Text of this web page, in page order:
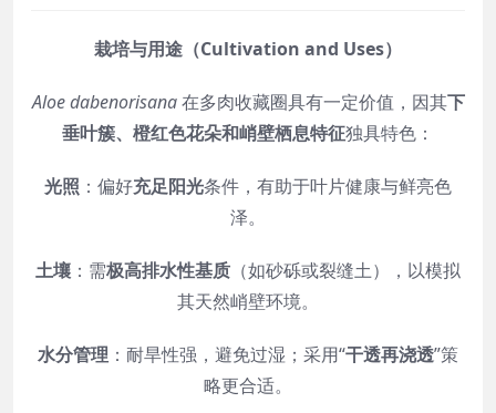
栽培与用途（Cultivation and Uses）
Aloe dabenorisana在多肉收藏圈具有一定价值，因其下
垂叶簇、橙红色花朵和峭壁栖息特征独具特色：
光照 ：偏好充足阳光条件，有助于叶片健康与鲜亮色
泽。
土壤 ：需极高排水性基质 （如砂砾或裂缝土），以模拟
其天然峭壁环境。
水分管理 ：耐旱性强，避免过湿；采用“干透再浇透”策
略更合适。